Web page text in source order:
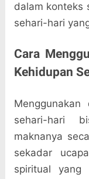
dalam konteks
sehari-hari
Cara
Kehidupan
sehari-hari
maknanya
sekadar
spiritual yang